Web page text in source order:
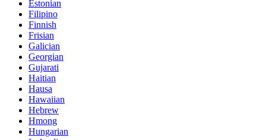
Estonian
Filipino
Finnish
Frisian
Galician
Georgian
Gujarati
Haitian
Hausa
Hawaiian
Hebrew
Hmong
Hungarian